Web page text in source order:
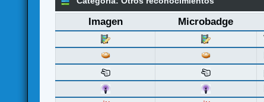
Imagen Microbadge